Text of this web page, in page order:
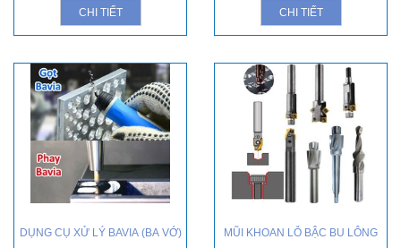
CHI TIẾT CHI TIẾT
DỤNG CỤ XỬ LÝ BAVIA (BA VỚ) MŨI KHOAN LỖ BẬC BU LÔNG